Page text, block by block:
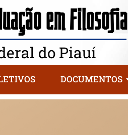
em Filosofia
do Piauí
DOCUMENTOS